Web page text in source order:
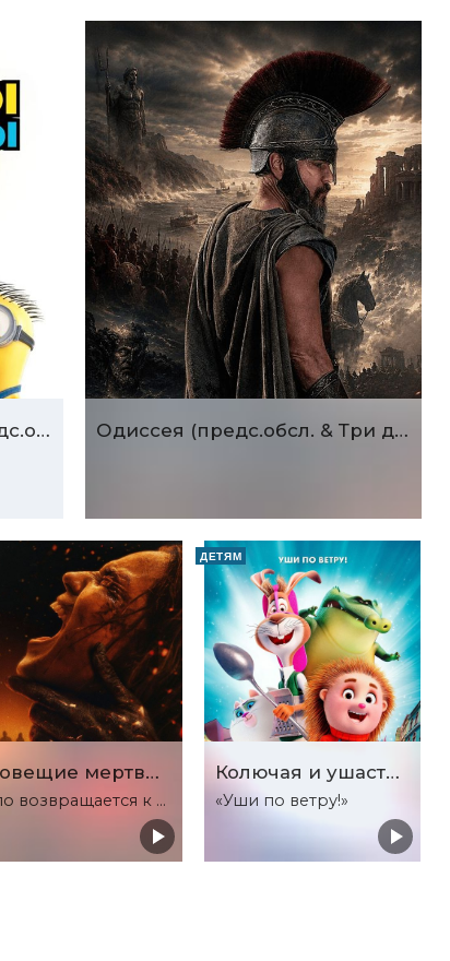
Миньоны и монстры (предс.обсл. & Три добрых дела) Одиссея (предс.обсл. & Три добрых дела)
Зловещие мертвецы: Пекло
«Зло возвращается к корням»
ДЕТЯМ
Колючая и ушастый
«Уши по ветру!»